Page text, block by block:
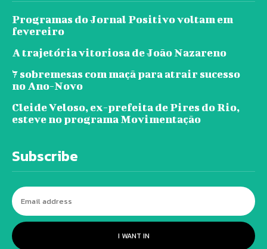
Programas do Jornal Positivo voltam em
fevereiro
A trajetória vitoriosa de João Nazareno
7 sobremesas com maçã para atrair sucesso
no Ano-Novo
Cleide Veloso, ex-prefeita de Pires do Rio,
esteve no programa Movimentação
Subscribe
I WANT IN